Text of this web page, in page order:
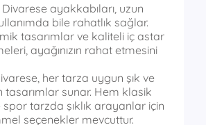
Divarese ayakkabıları, uzun
bile rahatlık sağlar.
tasarımlar ve kaliteli iç astar
ayağınızın rahat etmesini
her tarza uygun şık ve
tasarımlar sunar. Hem klasik
tarzda şıklık arayanlar için
seçenekler mevcuttur.